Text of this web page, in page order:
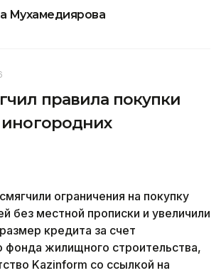
Мухамедиярова
правила покупки
ограничения на покупку
без местной прописки и увеличили
кредита за счет
фонда жилищного строительства,
Kazinform со ссылкой на